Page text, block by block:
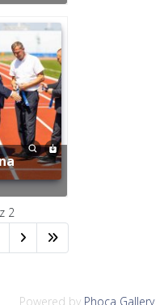
2
Powered by Phoca Gallery